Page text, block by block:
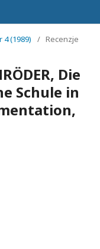
4 (1989) / Recenzje
Die
Schule in